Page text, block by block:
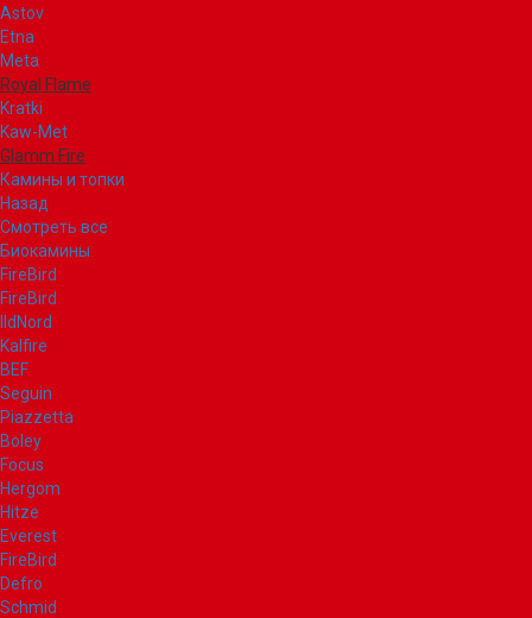
Astov
Etna
Meta
Royal Flame
Kratki
Kaw-Met
Glamm Fire
Камины и топки
Назад
Смотреть все
Биокамины
FireBird
FireBird
IldNord
Kalfire
BEF
Seguin
Piazzetta
Boley
Focus
Hergom
Hitze
Everest
FireBird
Defro
Schmid